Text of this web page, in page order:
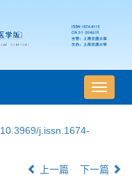
导
航
10.3969/j.issn.1674-
上一篇 下一篇